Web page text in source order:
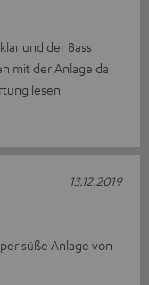
und der Bass
mit der Anlage da
lesen
süße Anlage von
13.12.2019